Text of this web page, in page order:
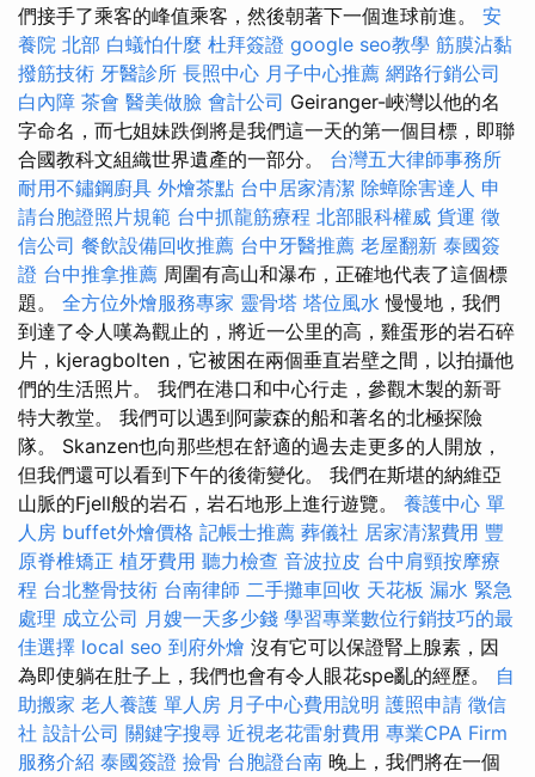
們接手了乘客的峰值乘客，然後朝著下一個進球前進。 安
養院 北部 白蟻怕什麼 杜拜簽證 google seo教學 筋膜沾黏
撥筋技術 牙醫診所 長照中心 月子中心推薦 網路行銷公司
白內障 茶會 醫美做臉 會計公司 Geiranger-峽灣以他的名
字命名，而七姐妹跌倒將是我們這一天的第一個目標，即聯
合國教科文組織世界遺產的一部分。 台灣五大律師事務所
耐用不鏽鋼廚具 外燴茶點 台中居家清潔 除蟑除害達人 申
請台胞證照片規範 台中抓龍筋療程 北部眼科權威 貨運 徵
信公司 餐飲設備回收推薦 台中牙醫推薦 老屋翻新 泰國簽
證 台中推拿推薦 周圍有高山和瀑布，正確地代表了這個標
題。 全方位外燴服務專家 靈骨塔 塔位風水 慢慢地，我們
到達了令人嘆為觀止的，將近一公里的高，雞蛋形的岩石碎
片，kjeragbolten，它被困在兩個垂直岩壁之間，以拍攝他
們的生活照片。 我們在港口和中心行走，參觀木製的新哥
特大教堂。 我們可以遇到阿蒙森的船和著名的北極探險
隊。 Skanzen也向那些想在舒適的過去走更多的人開放，
但我們還可以看到下午的後衛變化。 我們在斯堪的納維亞
山脈的Fjell般的岩石，岩石地形上進行遊覽。 養護中心 單
人房 buffet外燴價格 記帳士推薦 葬儀社 居家清潔費用 豐
原脊椎矯正 植牙費用 聽力檢查 音波拉皮 台中肩頸按摩療
程 台北整骨技術 台南律師 二手攤車回收 天花板 漏水 緊急
處理 成立公司 月嫂一天多少錢 學習專業數位行銷技巧的最
佳選擇 local seo 到府外燴 沒有它可以保證腎上腺素，因
為即使躺在肚子上，我們也會有令人眼花spe亂的經歷。 自
助搬家 老人養護 單人房 月子中心費用說明 護照申請 徵信
社 設計公司 關鍵字搜尋 近視老花雷射費用 專業CPA Firm
服務介紹 泰國簽證 撿骨 台胞證台南 晚上，我們將在一個